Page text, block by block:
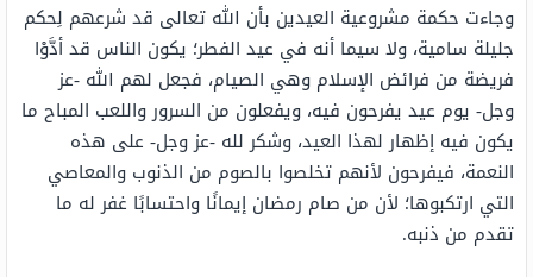
وجاءت حكمة مشروعية العيدين بأن الله تعالى قد شرعهم لِحكم
جليلة سامية، ولا سيما أنه في عيد الفطر؛ يكون الناس قد أدَّوْا
فريضة من فرائض الإسلام وهي الصيام، فجعل لهم الله -عز
وجل- يوم عيد يفرحون فيه، ويفعلون من السرور واللعب المباح ما
يكون فيه إظهار لهذا العيد، وشكر لله -عز وجل- على هذه
النعمة، فيفرحون لأنهم تخلصوا بالصوم من الذنوب والمعاصي
التي ارتكبوها؛ لأن من صام رمضان إيمانًا واحتسابًا غفر له ما
تقدم من ذنبه.